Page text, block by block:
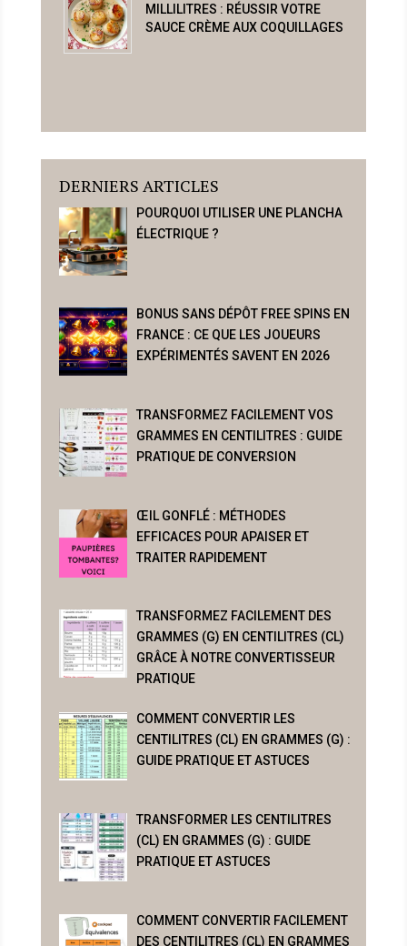
MILLILITRES : RÉUSSIR VOTRE
SAUCE CRÈME AUX COQUILLAGES
DERNIERS ARTICLES
POURQUOI UTILISER UNE PLANCHA
ÉLECTRIQUE ?
BONUS SANS DÉPÔT FREE SPINS EN
FRANCE : CE QUE LES JOUEURS
EXPÉRIMENTÉS SAVENT EN 2026
TRANSFORMEZ FACILEMENT VOS
GRAMMES EN CENTILITRES : GUIDE
PRATIQUE DE CONVERSION
ŒIL GONFLÉ : MÉTHODES
EFFICACES POUR APAISER ET
TRAITER RAPIDEMENT
TRANSFORMEZ FACILEMENT DES
GRAMMES (G) EN CENTILITRES (CL)
GRÂCE À NOTRE CONVERTISSEUR
PRATIQUE
COMMENT CONVERTIR LES
CENTILITRES (CL) EN GRAMMES (G) :
GUIDE PRATIQUE ET ASTUCES
TRANSFORMER LES CENTILITRES
(CL) EN GRAMMES (G) : GUIDE
PRATIQUE ET ASTUCES
COMMENT CONVERTIR FACILEMENT
DES CENTILITRES (CL) EN GRAMMES